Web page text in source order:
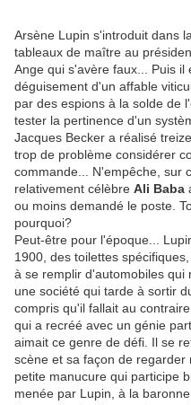
Arsène Lupin s'introduit dans
tableaux de maître au
Ange qui s'avère faux... Puis
déguisement d'un affable
par des espions à la solde de
tester la pertinence d'un
Jacques Becker a réalisé
trop de problème considérer
commande... N'empêche, sur
relativement célèbre Ali Baba
ou moins demandé le poste.
pourquoi?
Peut-être pour l'époque...
1900, des toilettes
à se remplir d'automobiles qui
une société qui tarde à sortir
compris qu'il fallait au
qui a recréé avec un génie
aimait ce genre de défi. Il se
scène et sa façon de
petite manucure qui participe
menée par Lupin, à la